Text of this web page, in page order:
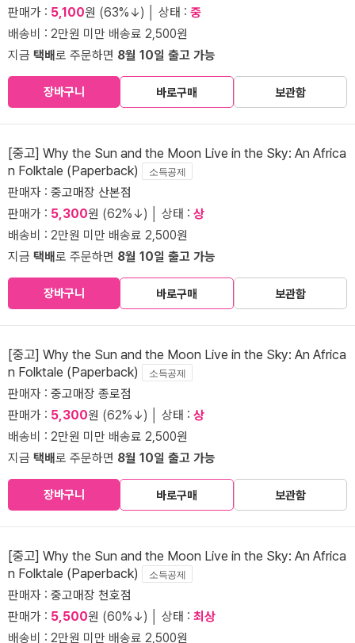
판매가 : 5,100원 (63%↓) │ 상태 : 중
배송비 : 2만원 미만 배송료 2,500원
지금 택배로 주문하면 8월 10일 출고 가능
장바구니 바로구매 보관함
[중고] Why the Sun and the Moon Live in the Sky: An Africa
n Folktale (Paperback)
소득공제
판매자 : 중고매장 산본점
판매가 : 5,300원 (62%↓) │ 상태 : 상
배송비 : 2만원 미만 배송료 2,500원
지금 택배로 주문하면 8월 10일 출고 가능
장바구니 바로구매 보관함
[중고] Why the Sun and the Moon Live in the Sky: An Africa
n Folktale (Paperback)
소득공제
판매자 : 중고매장 종로점
판매가 : 5,300원 (62%↓) │ 상태 : 상
배송비 : 2만원 미만 배송료 2,500원
지금 택배로 주문하면 8월 10일 출고 가능
장바구니 바로구매 보관함
[중고] Why the Sun and the Moon Live in the Sky: An Africa
n Folktale (Paperback)
소득공제
판매자 : 중고매장 천호점
판매가 : 5,500원 (60%↓) │ 상태 : 최상
배송비 : 2만원 미만 배송료 2,500원